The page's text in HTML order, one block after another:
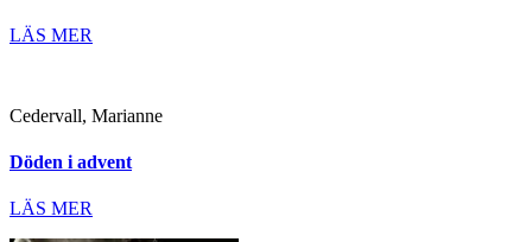
LÄS MER
Cedervall, Marianne
Döden i advent
LÄS MER